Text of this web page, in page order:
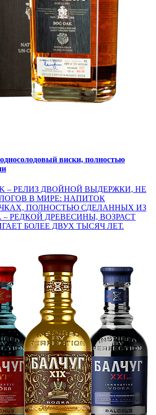
виски, полностью
– РЕЛИЗ ДВОЙНОЙ ВЫДЕРЖКИ, НЕ
В МИРЕ: НАПИТОК
ПОЛНОСТЬЮ СДЕЛАННЫХ ИЗ
РЕДКОЙ ДРЕВЕСИНЫ, ВОЗРАСТ
БОЛЕЕ ДВУХ ТЫСЯЧ ЛЕТ.